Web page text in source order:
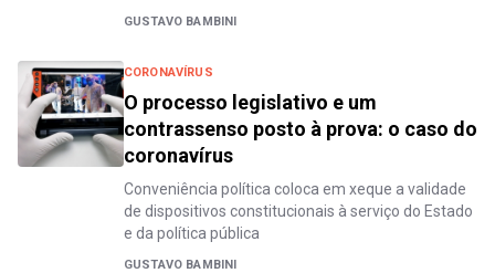
GUSTAVO BAMBINI
CORONAVÍRUS
O processo legislativo e um
contrassenso posto à prova: o caso do
coronavírus
Conveniência política coloca em xeque a validade
de dispositivos constitucionais à serviço do Estado
e da política pública
GUSTAVO BAMBINI